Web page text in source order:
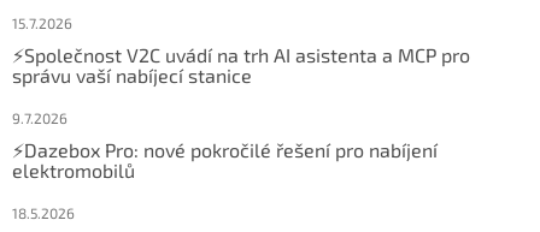
15.7.2026
⚡Společnost V2C uvádí na trh AI asistenta a MCP pro
správu vaší nabíjecí stanice
9.7.2026
⚡Dazebox Pro: nové pokročilé řešení pro nabíjení
elektromobilů
18.5.2026